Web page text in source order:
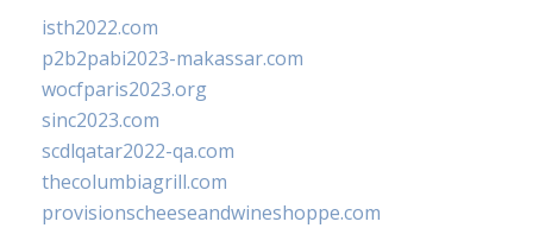
isth2022.com
p2b2pabi2023-makassar.com
wocfparis2023.org
sinc2023.com
scdlqatar2022-qa.com
thecolumbiagrill.com
provisionscheeseandwineshoppe.com